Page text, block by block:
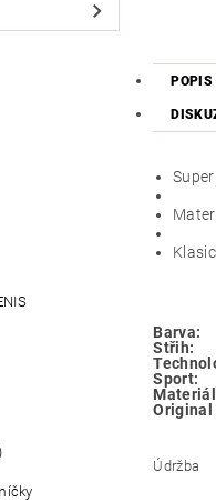
POPIS
Barva:
Střih:
Sport:
Original
Údržba